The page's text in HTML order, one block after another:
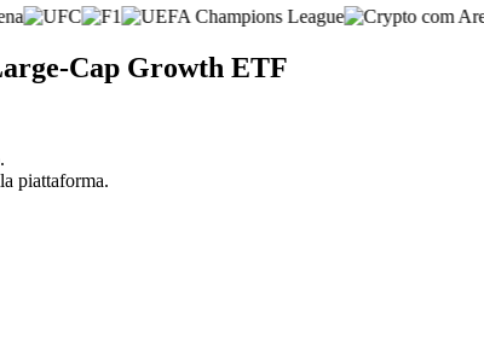
Cap Growth ETF
piattaforma.